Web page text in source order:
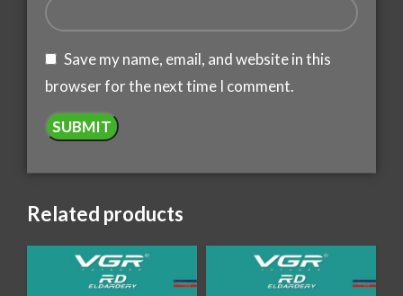
Save my name, email, and website in this
browser for the next time I comment.
Related products